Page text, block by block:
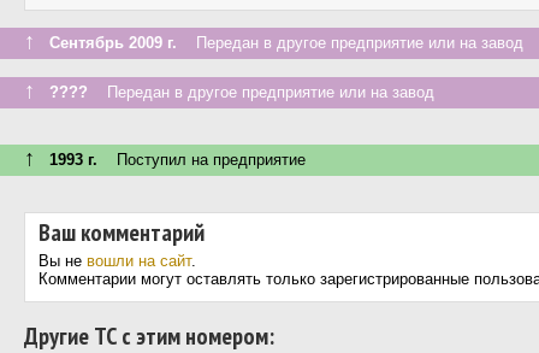
↑ Сентябрь 2009 г. Передан в другое предприятие или на завод
↑ ???? Передан в другое предприятие или на завод
↑ 1993 г. Поступил на предприятие
Ваш комментарий
Вы не вошли на сайт.
Комментарии могут оставлять только зарегистрированные
Другие ТС с этим номером: